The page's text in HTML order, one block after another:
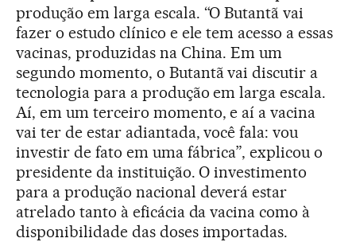
produção em larga escala. “O Butantã vai
fazer o estudo clínico e ele tem acesso a essas
vacinas, produzidas na China. Em um
segundo momento, o Butantã vai discutir a
tecnologia para a produção em larga escala.
Aí, em um terceiro momento, e aí a vacina
vai ter de estar adiantada, você fala: vou
investir de fato em uma fábrica”, explicou o
presidente da instituição. O investimento
para a produção nacional deverá estar
atrelado tanto à eficácia da vacina como à
disponibilidade das doses importadas.